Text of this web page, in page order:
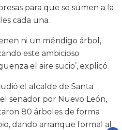
para que se sumen a la
cada una.
ni un méndigo árbol,
este ambicioso
el aire sucio’, explicó.
el alcalde de Santa
senador por Nuevo León,
80 árboles de forma
dando arranque formal al